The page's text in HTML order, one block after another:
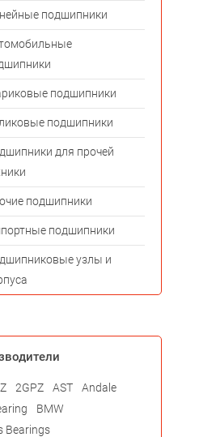
подшипники
подшипники
подшипники
для прочей
подшипники
подшипники
узлы и
2GPZ AST
Andale
BMW
Bearings